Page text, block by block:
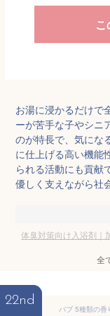
お湯に浸かるだけで
ーが苦手な子やシニ
のが特長で、気にな
に仕上げる高い機能
られる活動にも貢献
優しく支えながら社
体臭対策向け入浴剤｜
全
22nd
バブ 5種類の香